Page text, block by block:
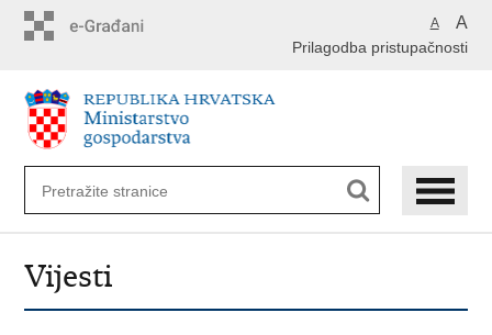
A A
Prilagodba pristupačnosti
Vijesti